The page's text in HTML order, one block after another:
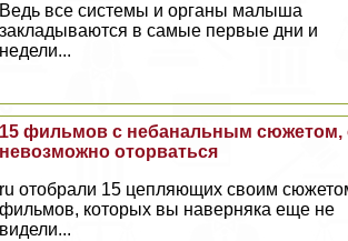
Ведь все системы и органы малыша
закладываются в самые первые дни и
недели...
15 фильмов с небaнaльным сюжетом,
невозможно оторваться
ru отобрали 15 цепляющих своим
фильмов, которых вы наверняка еще не
видели...